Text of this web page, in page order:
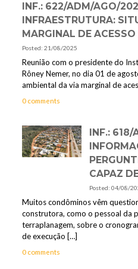
INF.: 622/ADM/AGO/
INFRAESTRUTURA:
MARGINAL DE
Posted: 21/08/2025
Reunião com o presidente do
Rôney Nemer, no dia 01 de
ambiental da via marginal de
0 comments
INF.:
CAPAZ
Posted: 04/08/
Muitos condôminos vêm
construtora, como o pessoal da
terraplanagem, sobre o
de execução […]
0 comments